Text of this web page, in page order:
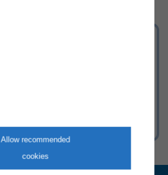
Allow recommended
cookies